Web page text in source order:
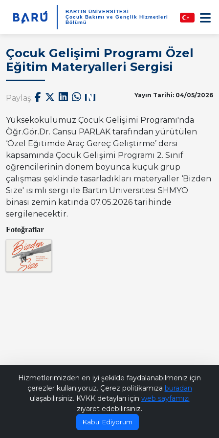
BARTIN ÜNİVERSİTESİ
Çocuk Bakımı ve Gençlik Hizmetleri
Bölümü
Çocuk Gelişimi Programı Özel
Eğitim Materyalleri Sergisi
Paylaş: Yayın Tarihi: 04/05/2026
Yüksekokulumuz Çocuk Gelişimi Programı'nda
Öğr.Gör.Dr. Cansu PARLAK tarafından yürütülen
‘Özel Eğitimde Araç Gereç Geliştirme’ dersi
kapsamında Çocuk Gelişimi Programı 2. Sınıf
öğrencilerinin dönem boyunca küçük grup
çalışması şeklinde tasarladıkları materyaller ‘Bizden
Size' isimli sergi ile Bartın Üniversitesi SHMYO
binası zemin katında 07.05.2026 tarihinde
sergilenecektir.
Fotoğraflar
Hizmetlerimizden en iyi şekilde faydalanabilmeniz için
çerezler kullanıyoruz. Çerez politikamıza buradan
ulaşabilirsiniz. KVKK detayları için web sayfamızı
ziyaret edebilirsiniz.
Kabul Ediyorum
Bana Soru Sor | Ask Me